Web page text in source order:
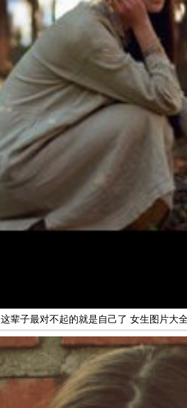
这辈子最对不起的就是自己了 女生图片大